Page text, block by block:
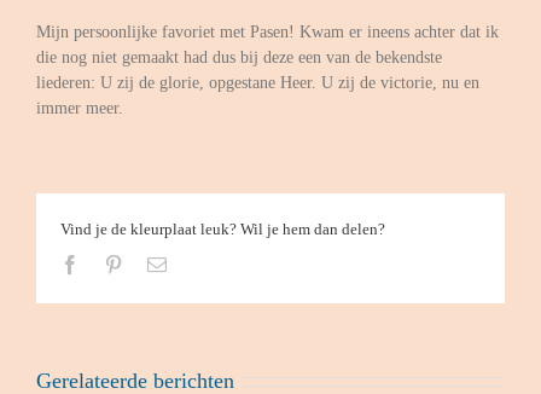
Mijn persoonlijke favoriet met Pasen! Kwam er ineens achter dat ik
die nog niet gemaakt had dus bij deze een van de bekendste
liederen: U zij de glorie, opgestane Heer. U zij de victorie, nu en
immer meer.
Vind je de kleurplaat leuk? Wil je hem dan delen?
FacebookPinterest
E-
Gerelateerde berichten